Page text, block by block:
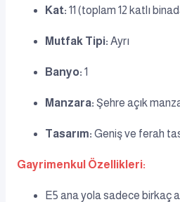
Kat: 11 (toplam 12 katlı
Mutfak Tipi: Ayrı
Banyo: 1
Manzara: Şehre açık
Tasarım: Geniş ve ferah
Gayrimenkul Özellikleri:
E5 ana yola sadece birkaç